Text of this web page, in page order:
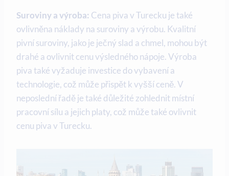
Suroviny a výroba: Cena piva v Turecku je také
ovlivněna náklady na suroviny a výrobu. Kvalitní
pivní suroviny, jako je ječný slad a chmel, mohou být
drahé a ovlivnit cenu výsledného nápoje. Výroba
piva také vyžaduje investice do vybavení a
technologie, což může přispět k vyšší ceně. V
neposlední řadě je také důležité zohlednit místní
pracovní sílu a jejich platy, což může také ovlivnit
cenu piva v Turecku.